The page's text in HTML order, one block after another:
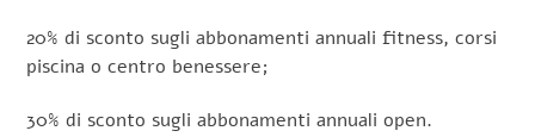
20% di sconto sugli abbonamenti annuali fitness, corsi
piscina o centro benessere;
30% di sconto sugli abbonamenti annuali open.